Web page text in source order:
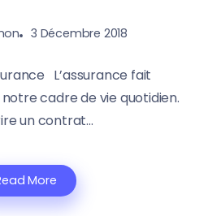
3 Décembre 2018
L’assurance fait
cadre de vie quotidien.
un contrat...
More